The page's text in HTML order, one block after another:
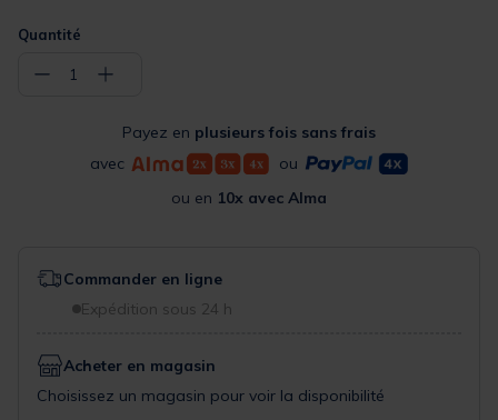
Quantité
− 1 +
Payez en plusieurs fois sans frais
avec
ou
ou en 10x avec Alma
Commander en ligne
Expédition sous 24 h
Acheter en magasin
Choisissez un magasin pour voir la disponibilité